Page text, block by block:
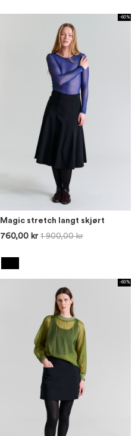
-60%
Magic stretch langt skjørt
760,00 kr 1 900,00 kr
-60%